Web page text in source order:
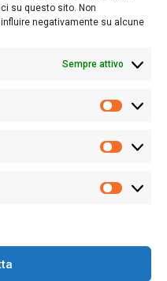
su questo sito. Non
negativamente su alcune
Sempre attivo
Carbonia